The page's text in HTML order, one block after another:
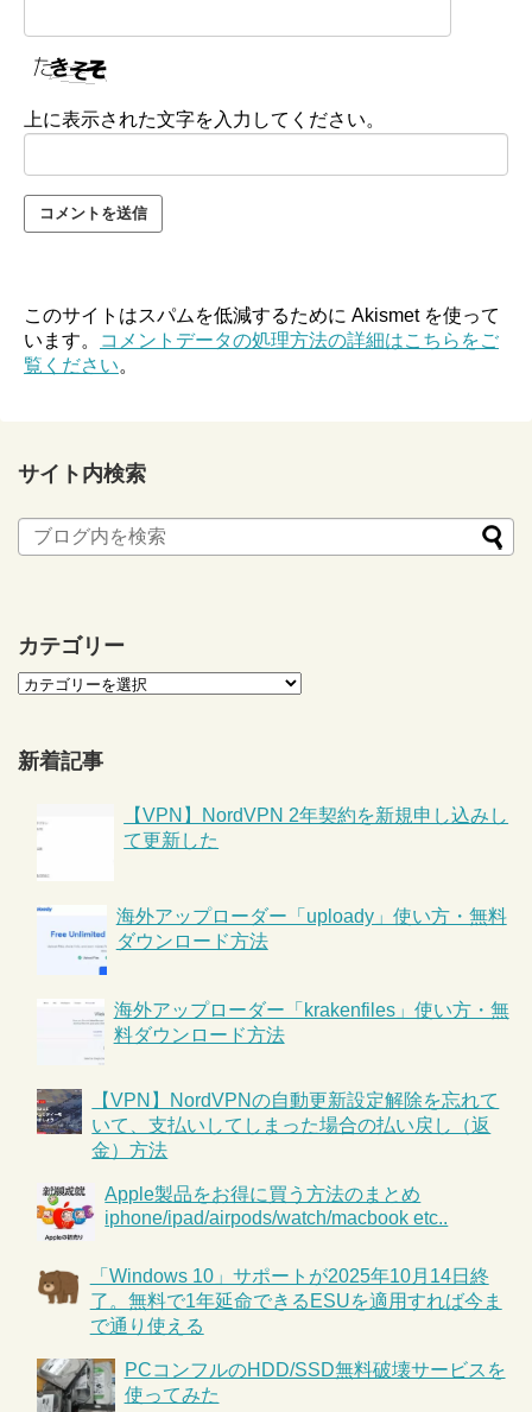
上に表示された文字を入力してください。
このサイトはスパムを低減するために Akismet を使って
います。
コメントデータの処理方法の詳細はこちらをご
覧ください。
サイト内検索
カテゴリー
新着記事
【VPN】NordVPN 2年契約を新規申し込みし
て更新した
海外アップローダー「uploady」使い方・無料
ダウンロード方法
海外アップローダー「krakenfiles」使い方・無
料ダウンロード方法
【VPN】NordVPNの自動更新設定解除を忘れて
いて、支払いしてしまった場合の払い戻し（返
金）方法
Apple製品をお得に買う方法のまとめ
iphone/ipad/airpods/watch/macbook etc..
「Windows 10」サポートが2025年10月14日終
了。無料で1年延命できるESUを適用すれば今ま
で通り使える
PCコンフルのHDD/SSD無料破壊サービスを
使ってみた